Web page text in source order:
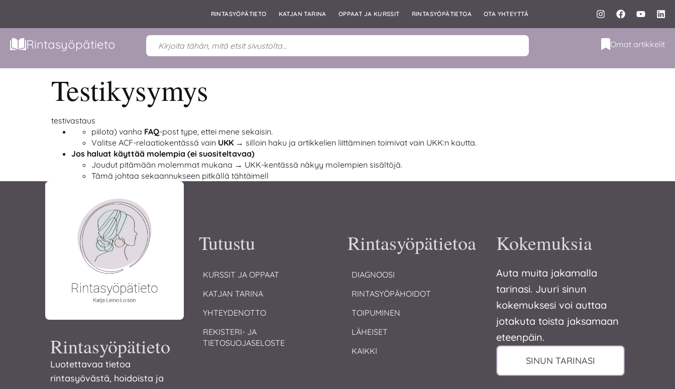
RINTASYÖPÄTIETO KATJAN TARINA OPPAAT JA KURSSIT RINTASYÖPÄTIETOA OTA YHTEYTTÄ
Rintasyöpätieto Omat artikkelit
Testikysymys
testivastaus
piilota) vanha FAQ-post type, ettei mene sekaisin.
Valitse ACF-relaatiokentässä vain UKK → silloin haku ja artikkelien liittäminen toimivat vain UKK:n kautta.
Jos haluat käyttää molempia (ei suositeltavaa)
Joudut pitämään molemmat mukana → UKK-kentässä näkyy molempien sisältöjä.
Tämä johtaa sekaannukseen pitkällä tähtäimell
Rintasyöpätieto
Luotettavaa tietoa
rintasyövästä, hoidoista ja
Tutustu
KURSSIT JA OPPAAT
KATJAN TARINA
YHTEYDENOTTO
REKISTERI- JA
TIETOSUOJASELOSTE
Rintasyöpätietoa
DIAGNOOSI
RINTASYÖPÄHOIDOT
TOIPUMINEN
LÄHEISET
KAIKKI
Kokemuksia
Auta muita jakamalla
tarinasi. Juuri sinun
kokemuksesi voi auttaa
jotakuta toista jaksamaan
eteenpäin.
SINUN TARINASI